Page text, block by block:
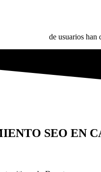
de usuarios han
SEO EN